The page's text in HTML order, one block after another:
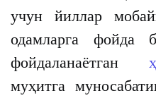
учун йиллар
одамларга фойда
фойдаланаётган
муҳитга